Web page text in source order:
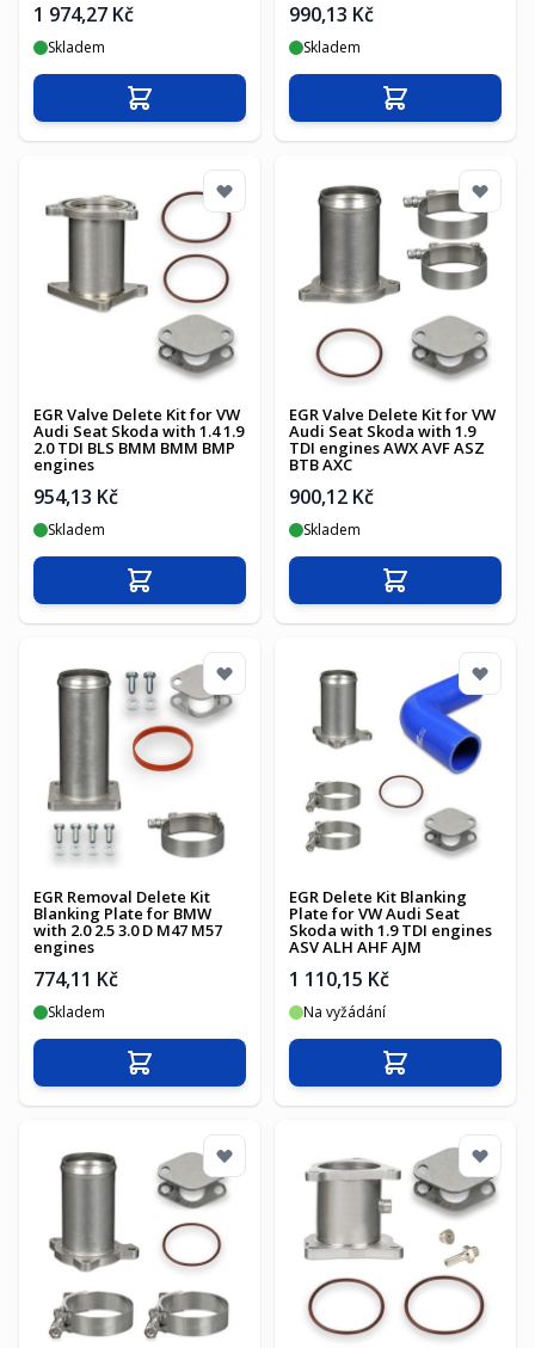
1 974,27 Kč
Skladem
Přidat do košíku
990,13 Kč
Skladem
Přidat do košíku
EGR Valve Delete Kit for VW
Audi Seat Skoda with 1.4 1.9
2.0 TDI BLS BMM BMM BMP
engines
954,13 Kč
Skladem
Přidat do košíku
EGR Valve Delete Kit for VW
Audi Seat Skoda with 1.9
TDI engines AWX AVF ASZ
BTB AXC
900,12 Kč
Skladem
Přidat do košíku
EGR Removal Delete Kit
Blanking Plate for BMW
with 2.0 2.5 3.0 D M47 M57
engines
774,11 Kč
Skladem
Přidat do košíku
EGR Delete Kit Blanking
Plate for VW Audi Seat
Skoda with 1.9 TDI engines
ASV ALH AHF AJM
1 110,15 Kč
Na vyžádání
Přidat do košíku